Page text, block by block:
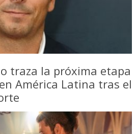
traza la próxima etapa
América Latina tras el